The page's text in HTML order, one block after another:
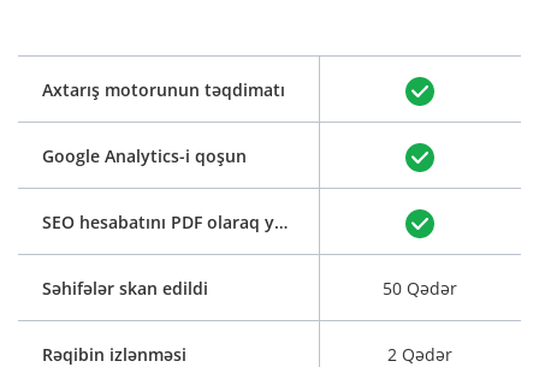
Axtarış motorunun təqdimatı
Google Analytics-i qoşun
SEO hesabatını PDF olaraq yükləyin
Səhifələr skan edildi
Rəqibin izlənməsi
50 Qədər
2 Qədər